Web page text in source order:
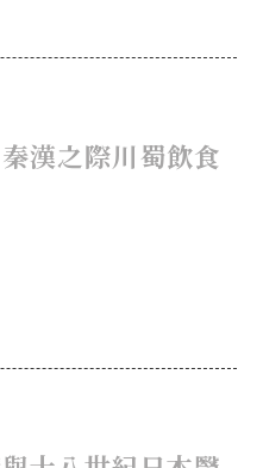
漢之際川蜀飲食